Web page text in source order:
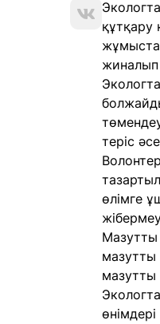
құтқару
теріс
өлімге
Мазутты
мазутты
мазутты